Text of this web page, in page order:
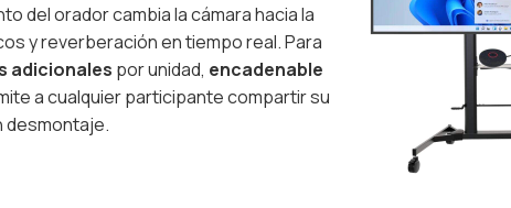
del orador cambia la cámara hacia la
y reverberación en tiempo real. Para
adicionales por unidad, encadenable
a cualquier participante compartir su
desmontaje.